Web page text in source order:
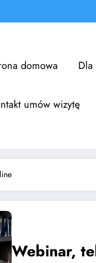
domowa
umów wizytę
Webinar,